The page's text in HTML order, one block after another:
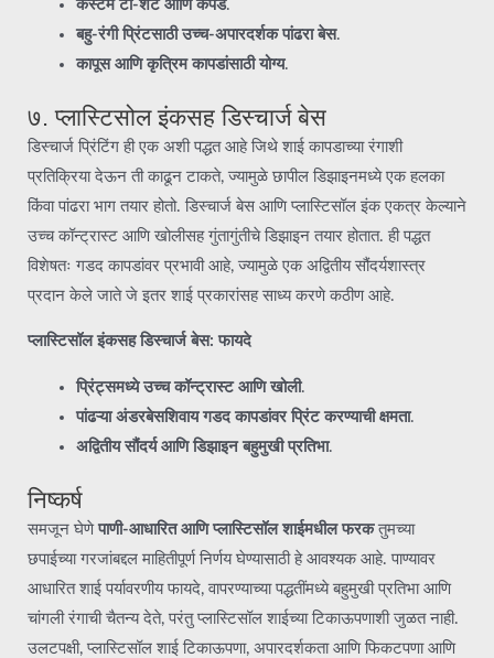
कस्टम टी-शर्ट आणि कपडे.
बहु-रंगी प्रिंटसाठी उच्च-अपारदर्शक पांढरा बेस.
कापूस आणि कृत्रिम कापडांसाठी योग्य.
७. प्लास्टिसोल इंकसह डिस्चार्ज बेस
डिस्चार्ज प्रिंटिंग ही एक अशी पद्धत आहे जिथे शाई कापडाच्या रंगाशी
प्रतिक्रिया देऊन ती काढून टाकते, ज्यामुळे छापील डिझाइनमध्ये एक हलका
किंवा पांढरा भाग तयार होतो. डिस्चार्ज बेस आणि प्लास्टिसॉल इंक एकत्र केल्याने
उच्च कॉन्ट्रास्ट आणि खोलीसह गुंतागुंतीचे डिझाइन तयार होतात. ही पद्धत
विशेषतः गडद कापडांवर प्रभावी आहे, ज्यामुळे एक अद्वितीय सौंदर्यशास्त्र
प्रदान केले जाते जे इतर शाई प्रकारांसह साध्य करणे कठीण आहे.
प्लास्टिसॉल इंकसह डिस्चार्ज बेस: फायदे
प्रिंट्समध्ये उच्च कॉन्ट्रास्ट आणि खोली.
पांढऱ्या अंडरबेसशिवाय गडद कापडांवर प्रिंट करण्याची क्षमता.
अद्वितीय सौंदर्य आणि डिझाइन बहुमुखी प्रतिभा.
निष्कर्ष
समजून घेणेपाणी-आधारित आणि प्लास्टिसॉल शाईमधील फरकतुमच्या
छपाईच्या गरजांबद्दल माहितीपूर्ण निर्णय घेण्यासाठी हे आवश्यक आहे. पाण्यावर
आधारित शाई पर्यावरणीय फायदे, वापरण्याच्या पद्धतींमध्ये बहुमुखी प्रतिभा आणि
चांगली रंगाची चैतन्य देते, परंतु प्लास्टिसॉल शाईच्या टिकाऊपणाशी जुळत नाही.
उलटपक्षी, प्लास्टिसॉल शाई टिकाऊपणा, अपारदर्शकता आणि फिकटपणा आणि